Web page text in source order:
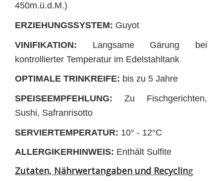
450m.ü.d.M.)
ERZIEHUNGSSYSTEM: Guyot
VINIFIKATION: Langsame Gärung bei
kontrollierter Temperatur im Edelstahltank
OPTIMALE TRINKREIFE: bis zu 5 Jahre
SPEISEEMPFEHLUNG: Zu Fischgerichten,
Sushi, Safranrisotto
SERVIERTEMPERATUR: 10° - 12°C
ALLERGIKERHINWEIS: Enthält Sulfite
Zutaten, Nährwertangaben und Recycling